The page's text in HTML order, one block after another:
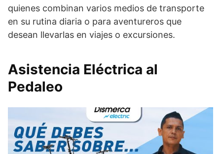
quienes combinan varios medios de transporte
en su rutina diaria o para aventureros que
desean llevarlas en viajes o excursiones.
Asistencia Eléctrica al
Pedaleo